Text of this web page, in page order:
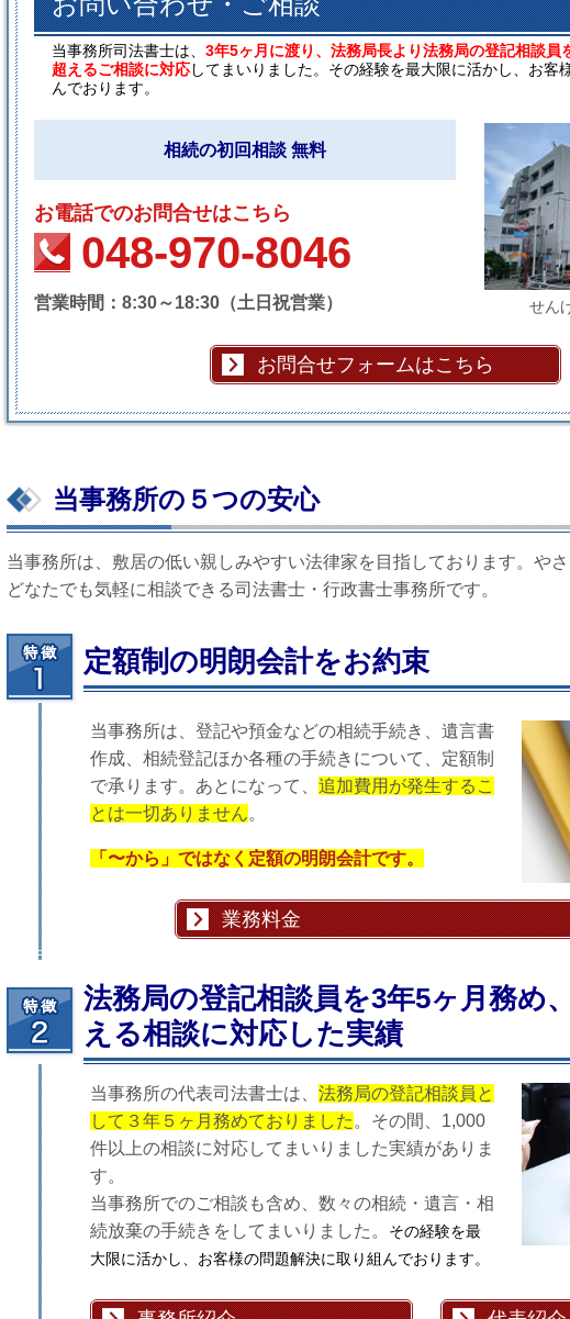
当事務所司法書士は、 3年5ヶ月に渡り、法務局長より法務局の登記相談員
超えるご相談に対応してまいりました。その経験を最大限に活かし、お客
んでおります。
せん
相続の初回相談 無料
お電話でのお問合せはこちら
048-970-8046
営業時間：8:30～18:30（土日祝営業）
お問合せフォームはこちら
当事務所の５つの安心
当事務所は、敷居の低い親しみやすい法律家を目指しております。やさ
どなたでも気軽に相談できる司法書士・行政書士事務所です。
定額制の明朗会計をお約束
当事務所は、登記や預金などの相続手続き、遺言書
作成、相続登記ほか各種の手続きについて、定額制
で承ります。あとになって、 追加費用が発生するこ
とは一切ありません。
「〜から」ではなく定額の明朗会計です。
業務料金
法務局の登記相談員を3年5ヶ月務め
える相談に対応した実績
当事務所の代表司法書士は、 法務局の登記相談員と
して３年５ヶ月務めておりました 。その間、1,000
件以上の相談に対応してまいりました実績がありま
す。
当事務所でのご相談も含め、数々の相続・遺言・相
続放棄の手続きをしてまいりました。 その経験を最
大限に活かし、お客様の問題解決に取り組んでおります。